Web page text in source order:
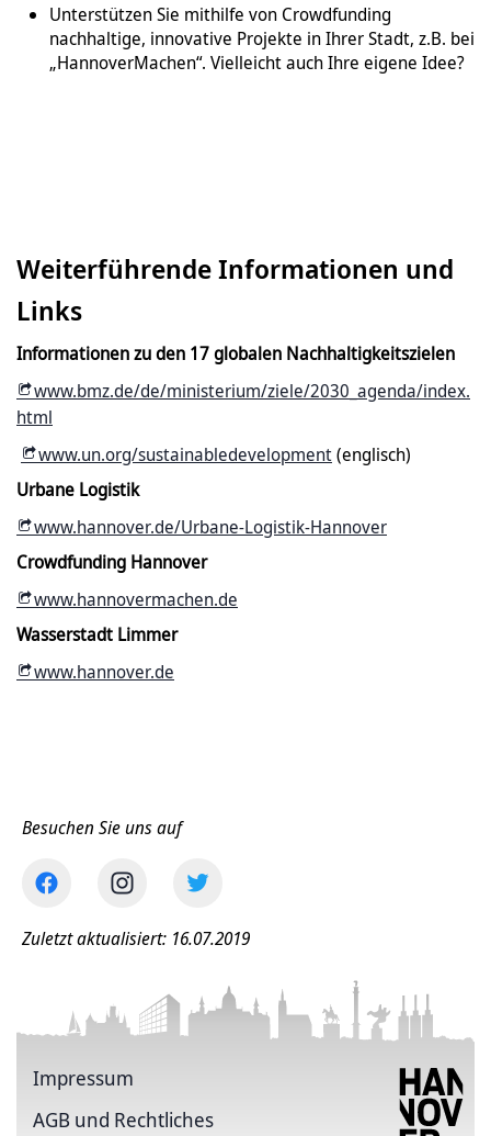
Unterstützen Sie mithilfe von Crowdfunding
nachhaltige, innovative Projekte in Ihrer Stadt, z.B. bei
„HannoverMachen“. Vielleicht auch Ihre eigene Idee?
Weiterführende Informationen und
Links
Informationen zu den 17 globalen Nachhaltigkeitszielen
www.bmz.de/de/ministerium/ziele/2030_agenda/index.
html
www.un.org/sustainabledevelopment(englisch)
Urbane Logistik
www.hannover.de/Urbane-Logistik-Hannover
Crowdfunding Hannover
www.hannovermachen.de
Wasserstadt Limmer
www.hannover.de
Besuchen Sie uns auf
Zuletzt aktualisiert: 16.07.2019
Impressum
AGB und Rechtliches